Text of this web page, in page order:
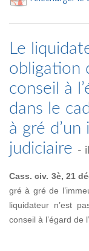
Le
obligation
conseil à
dans le
à gré
judiciaire -
Cass. civ. 3è, 21
gré à gré de
liquidateur n’est
conseil à l’égard de